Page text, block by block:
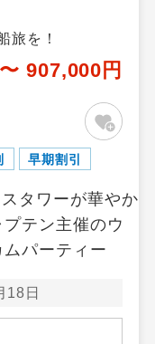
旅を！
907,000円
早期割引
18日